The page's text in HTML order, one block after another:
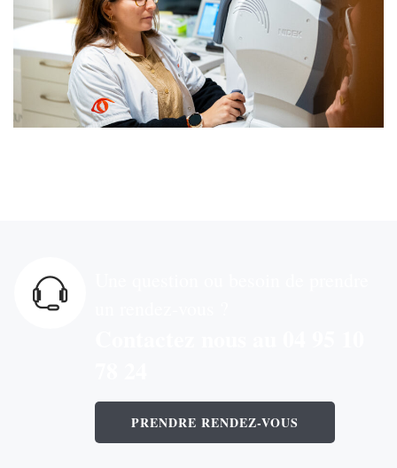
PRENDRE RENDEZ-VOUS